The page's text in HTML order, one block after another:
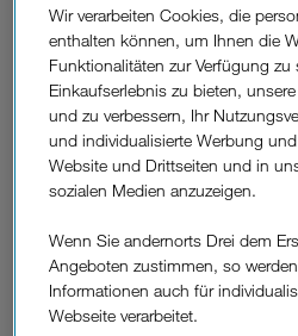
Geschäftskunden noch attraktiver.
Leben nach mehr als einem Jahr
einfacher zu machen, kostet die
für Business Concept Neukunden
So ist etwa Business Concept M
Euro/ Monat erhältlich, während
Business Concept L nur 20,18
beträgt.*
Neukunden 10 Gigabyte extra zu
großzügigen Datenmengen.
Concept M, L und XL jetzt über
monatlich für den Verbrauch in
Wir verarbeiten Cookies, die
enthalten können, um Ihnen die
Funktionalitäten zur Verfügung
Einkaufserlebnis zu bieten,
und zu verbessern, Ihr
und individualisierte Werbung
Website und Drittseiten und in
sozialen Medien anzuzeigen.
Wenn Sie andernorts Drei dem
Angeboten zustimmen, so
Informationen auch für
Webseite verarbeitet.